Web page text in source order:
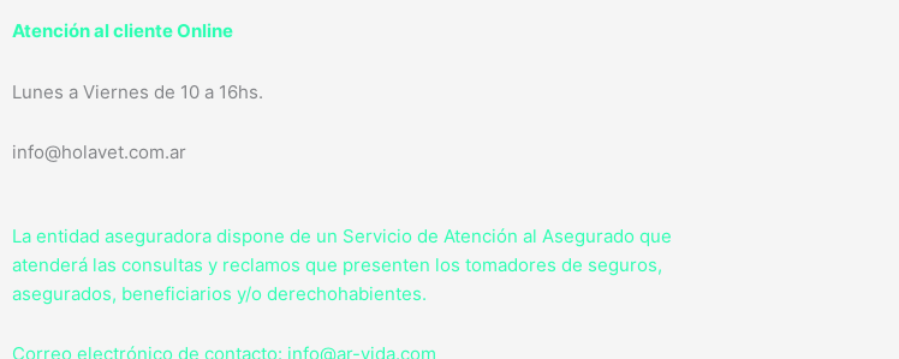
k
-
f
a
m
Atención al cliente Online
Lunes a Viernes de 10 a 16hs.
info@holavet.com.ar
La entidad aseguradora dispone de un Servicio de Atención al Asegurado que
atenderá las consultas y reclamos que presenten los tomadores de seguros,
asegurados, beneficiarios y/o derechohabientes.
Correo electrónico de contacto: info@ar-vida.com